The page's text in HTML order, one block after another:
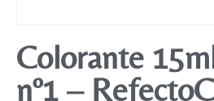
Colorante
nº1 –